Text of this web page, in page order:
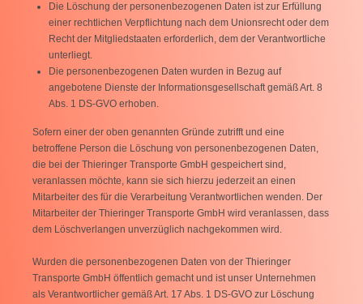
Die Löschung der personenbezogenen Daten ist zur Erfüllung
einer rechtlichen Verpflichtung nach dem Unionsrecht oder dem
Recht der Mitgliedstaaten erforderlich, dem der Verantwortliche
unterliegt.
Die personenbezogenen Daten wurden in Bezug auf
angebotene Dienste der Informationsgesellschaft gemäß Art. 8
Abs. 1 DS-GVO erhoben.
Sofern einer der oben genannten Gründe zutrifft und eine
betroffene Person die Löschung von personenbezogenen Daten,
die bei der Thieringer Transporte GmbH gespeichert sind,
veranlassen möchte, kann sie sich hierzu jederzeit an einen
Mitarbeiter des für die Verarbeitung Verantwortlichen wenden. Der
Mitarbeiter der Thieringer Transporte GmbH wird veranlassen, dass
dem Löschverlangen unverzüglich nachgekommen wird.
Wurden die personenbezogenen Daten von der Thieringer
Transporte GmbH öffentlich gemacht und ist unser Unternehmen
als Verantwortlicher gemäß Art. 17 Abs. 1 DS-GVO zur Löschung